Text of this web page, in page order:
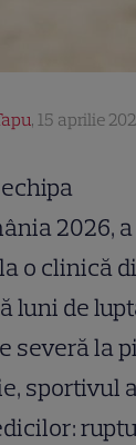
, 15 aprilie
2026, a
o clinică
luni de
severă la
sportivul